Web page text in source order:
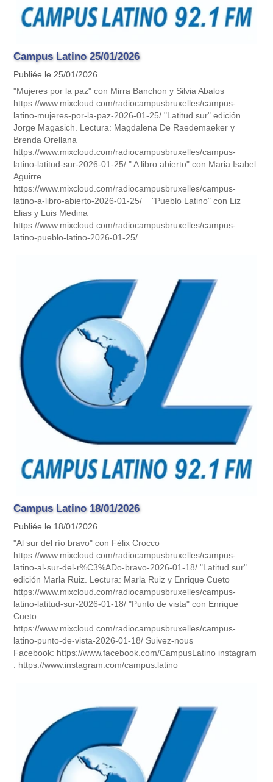
Campus Latino 25/01/2026
Publiée le 25/01/2026
"Mujeres por la paz" con Mirra Banchon y Silvia Abalos
https://www.mixcloud.com/radiocampusbruxelles/campus-
latino-mujeres-por-la-paz-2026-01-25/ "Latitud sur" edición
Jorge Magasich. Lectura: Magdalena De Raedemaeker y
Brenda Orellana
https://www.mixcloud.com/radiocampusbruxelles/campus-
latino-latitud-sur-2026-01-25/ " A libro abierto" con Maria Isabel
Aguirre
https://www.mixcloud.com/radiocampusbruxelles/campus-
latino-a-libro-abierto-2026-01-25/ "Pueblo Latino" con Liz
Elias y Luis Medina
https://www.mixcloud.com/radiocampusbruxelles/campus-
latino-pueblo-latino-2026-01-25/
Campus Latino 18/01/2026
Publiée le 18/01/2026
"Al sur del río bravo" con Félix Crocco
https://www.mixcloud.com/radiocampusbruxelles/campus-
latino-al-sur-del-r%C3%ADo-bravo-2026-01-18/ "Latitud sur"
edición Marla Ruiz. Lectura: Marla Ruiz y Enrique Cueto
https://www.mixcloud.com/radiocampusbruxelles/campus-
latino-latitud-sur-2026-01-18/ "Punto de vista" con Enrique
Cueto
https://www.mixcloud.com/radiocampusbruxelles/campus-
latino-punto-de-vista-2026-01-18/ Suivez-nous
Facebook: https://www.facebook.com/CampusLatino instagram
: https://www.instagram.com/campus.latino